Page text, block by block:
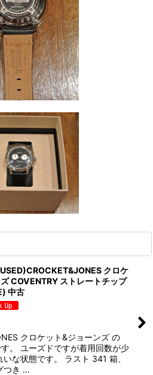
クロケ
COVENTRY ストレートチップ
中古
クロケット&ジョーンズ の
。 ユーズドですが着用回数が少
な状態です。 ラスト 341 箱、
つき …